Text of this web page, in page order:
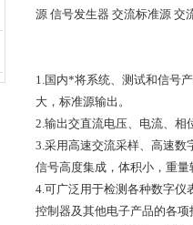
源 信号发生器 交流标准源 交
1.国内*将系统、测试和信号
大，标准源输出。
2.输出交直流电压、电流、相
3.采用高速交流采样、高速数
信号高度集成，体积小，重量
4.可广泛用于检测各种数字仪
控制器及其他电子产品的各项